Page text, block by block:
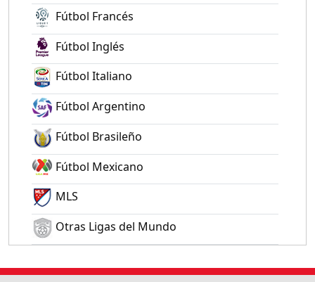
Fútbol Francés
Fútbol Inglés
Fútbol Italiano
Fútbol Argentino
Fútbol Brasileño
Fútbol Mexicano
MLS
Otras Ligas del Mundo